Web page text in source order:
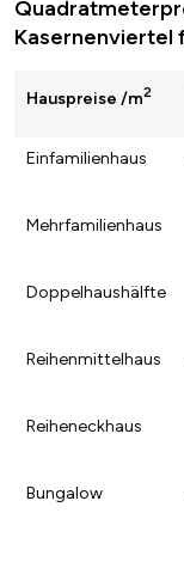
Kasernenviertel
Hauspreise /m2
Einfamilienhaus
Mehrfamilienhaus
Doppelhaushälfte
Reihenmittelhaus
Reiheneckhaus
Bungalow